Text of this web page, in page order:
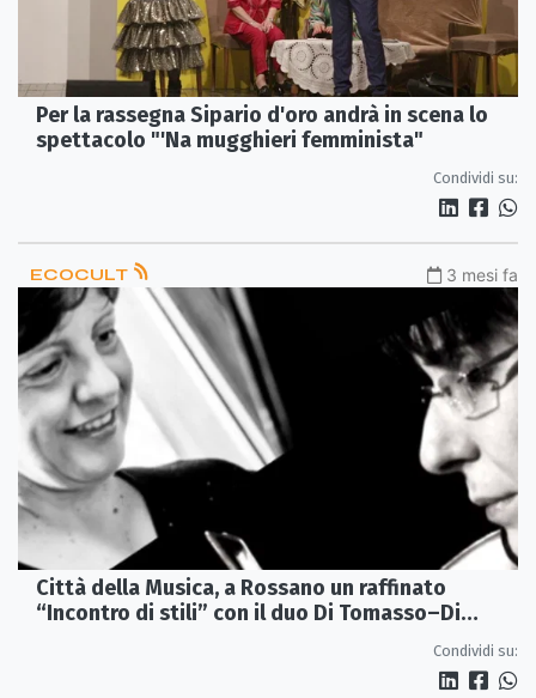
Per la rassegna Sipario d'oro andrà in scena lo
spettacolo "'Na mugghieri femminista"
Condividi su:
ECOCULT 3 mesi fa
Città della Musica, a Rossano un raffinato
“Incontro di stili” con il duo Di Tomasso–Di
Condividi su: